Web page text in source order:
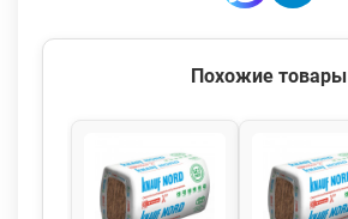
Похожие товары